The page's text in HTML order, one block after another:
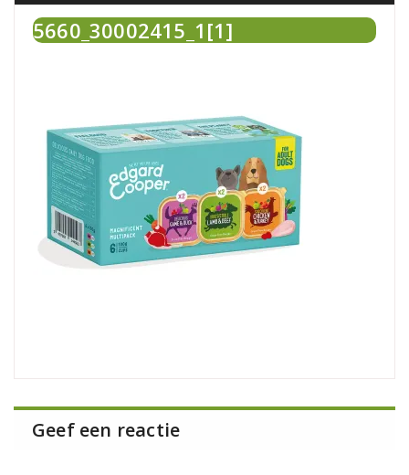
5660_30002415_1[1]
Geef een reactie